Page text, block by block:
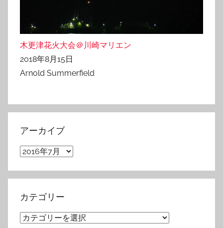
木更津花火大会＠川崎マリエン
2018年8月15日
Arnold Summerfield
アーカイブ
ア
カ
イ
カテゴリー
カ